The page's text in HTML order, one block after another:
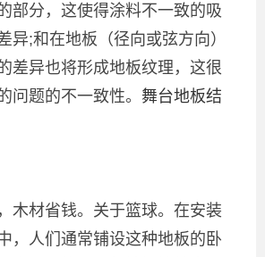
部分，这使得涂料不一致的吸
异;和在地板（径向或弦方向）
差异也将形成地板纹理，这很
问题的不一致性。 舞台地板结
，木材省钱。关于篮球。在安装
，人们通常铺设这种地板的卧